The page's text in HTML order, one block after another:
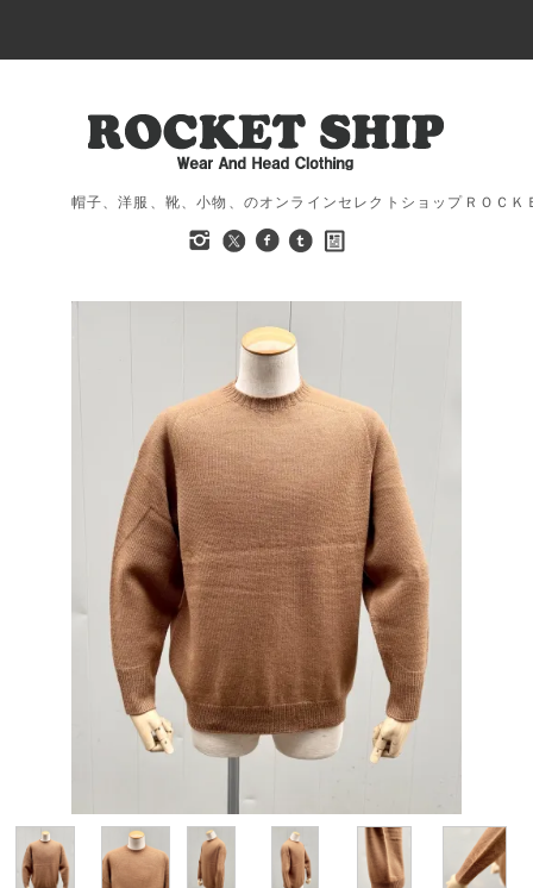
帽子、洋服、靴、小物、のオンラインセレクトショップＲＯＣ